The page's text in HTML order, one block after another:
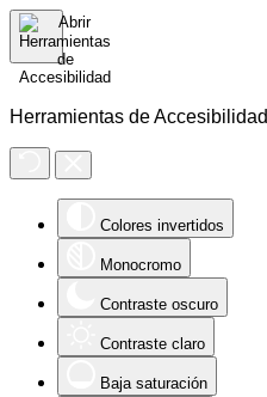
Herramientas de Accesibilidad
Colores invertidos
Monocromo
Contraste oscuro
Contraste claro
Baja saturación